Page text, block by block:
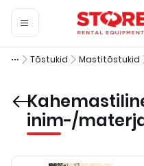
Tõstukid Mastitõstukid
inim-/